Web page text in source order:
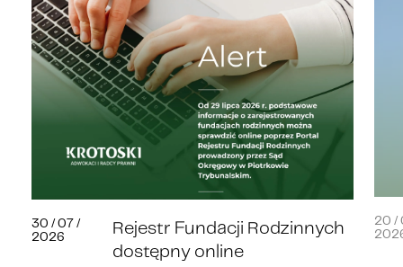
30 / 07 /
2026
Rejestr Fundacji Rodzinnych
dostępny online
20 /